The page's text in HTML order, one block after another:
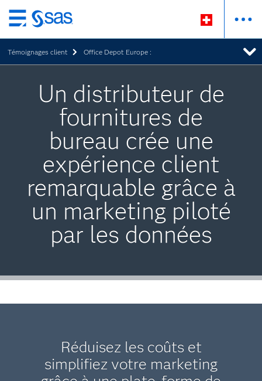
Passer
au
contenu
principal
Témoignages client Office Depot Europe :
Un distributeur de
fournitures de
bureau crée une
expérience client
remarquable grâce à
un marketing piloté
par les données
Réduisez les coûts et
simplifiez votre marketing